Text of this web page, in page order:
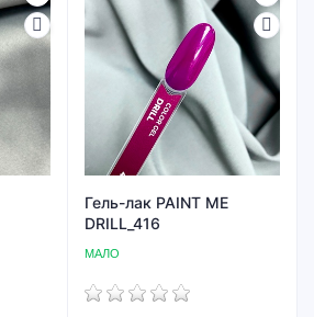
Гель-лак PAINT ME
DRILL_416
МАЛО